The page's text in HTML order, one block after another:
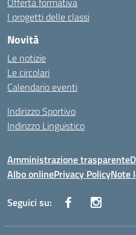
I progetti delle classi
Novità
Le notizie
Le circolari
Calendario eventi
Indirizzo Sportivo
Indirizzo Linguistico
Amministrazione trasparente
Albo onlinePrivacy PolicyNote
Seguici su: